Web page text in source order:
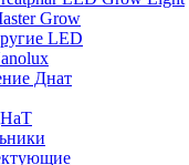
Grow
LED
Днат